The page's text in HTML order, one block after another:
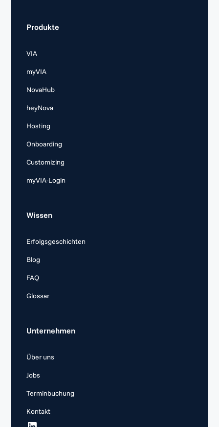
Produkte
VIA
myVIA
NovaHub
heyNova
Hosting
Onboarding
Customizing
myVIA-Login
Wissen
Erfolgsgeschichten
Blog
FAQ
Glossar
Unternehmen
Über uns
Jobs
Terminbuchung
Kontakt